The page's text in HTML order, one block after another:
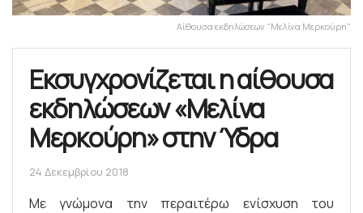
Αίθουσα εκδηλώσεων "Μελίνα Μερκούρη"
Εκσυγχρονίζεται η αίθουσα
εκδηλώσεων «Μελίνα
Μερκούρη» στην Ύδρα
24 Δεκεμβρίου 2018
Με γνώμονα την περαιτέρω ενίσχυση του